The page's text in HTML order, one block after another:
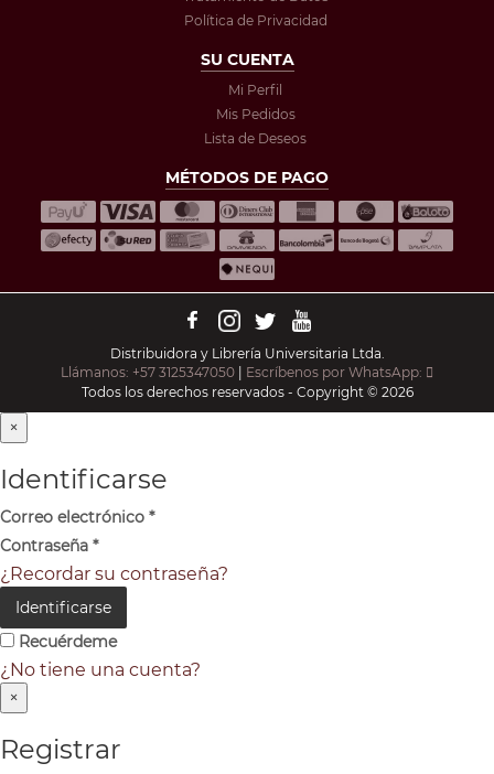
Política de Privacidad
SU CUENTA
Mi Perfil
Mis Pedidos
Lista de Deseos
MÉTODOS DE PAGO
Distribuidora y Librería Universitaria Ltda.
Llámanos: +57 3125347050 | Escríbenos por WhatsApp:
Todos los derechos reservados - Copyright © 2026
×
Identificarse
Correo electrónico *
Contraseña *
¿Recordar su contraseña?
Identificarse
Recuérdeme
¿No tiene una cuenta?
×
Registrar